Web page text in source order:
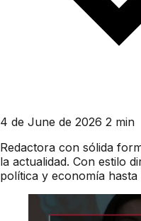
4 de June de 2026 2 min
Redactora con sólida
la actualidad. Con estilo
política y economía